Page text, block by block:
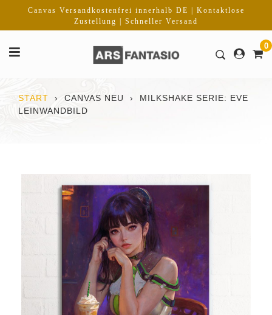
Inhalt
Canvas Versandkostenfrei innerhalb DE | Kontaktlose
Zustellung | Schneller Versand
0
START › CANVAS NEU ›
MILKSHAKE SERIE: EVE
LEINWANDBILD